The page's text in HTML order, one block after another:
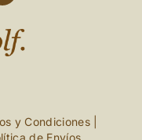
y Condiciones|